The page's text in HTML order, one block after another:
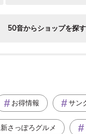
50音からショップを探す
お得情報 サン
新さっぽろグルメ